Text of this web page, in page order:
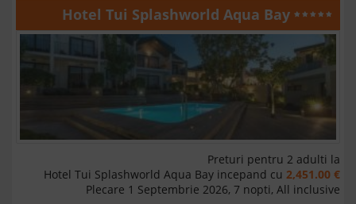
Hotel Tui Splashworld Aqua Bay
Preturi pentru 2 adulti la
Hotel Tui Splashworld Aqua Bay incepand cu 2,451.00 €
Plecare 1 Septembrie 2026, 7 nopti, All inclusive